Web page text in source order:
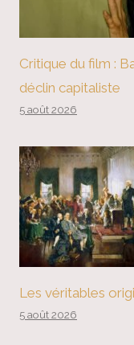
Critique du film :
déclin capitaliste
5 août 2026
Les véritables
5 août 2026